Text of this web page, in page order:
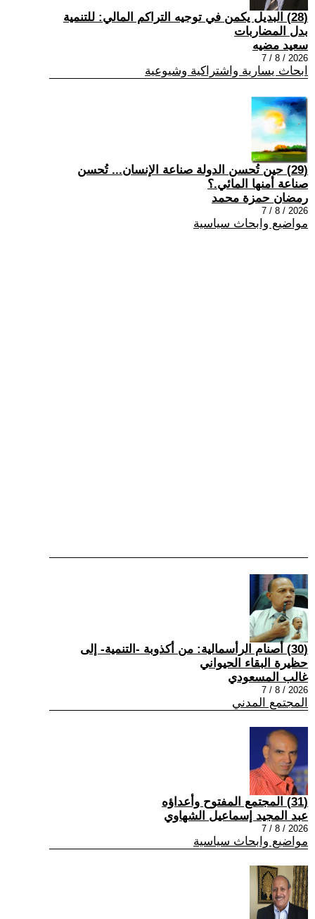
(28) البديل يكمن في توجيه التراكم المالي: للتنمية
بدل المضاربات
سعيد مضيه
2026 / 8 / 7
ابحاث يسارية واشتراكية وشيوعية
(29) حين تُحسن الدولة صناعة الإنسان... تُحسن
صناعة أمنها المائي.؟
رمضان حمزة محمد
2026 / 8 / 7
مواضيع وابحاث سياسية
(30) أصنام الرأسمالية: من أكذوبة -التنمية- إلى
حظيرة البقاء الحيواني
غالب المسعودي
2026 / 8 / 7
المجتمع المدني
(31) المجتمع المفتوح وأعداؤه
عبد المجيد إسماعيل الشهاوي
2026 / 8 / 7
مواضيع وابحاث سياسية